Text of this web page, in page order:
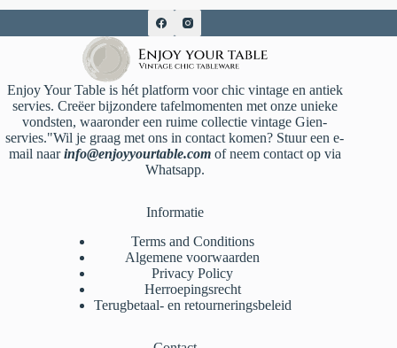
Enjoy Your Table is hét platform voor chic vintage en antiek
servies. Creëer bijzondere tafelmomenten met onze unieke
vondsten, waaronder een ruime collectie vintage Gien-
servies."Wil je graag met ons in contact komen? Stuur een e-
mail naarinfo@enjoyyourtable.comof neem contact op via
Whatsapp.
Informatie
Terms and Conditions
Algemene voorwaarden
Privacy Policy
Herroepingsrecht
Terugbetaal- en retourneringsbeleid